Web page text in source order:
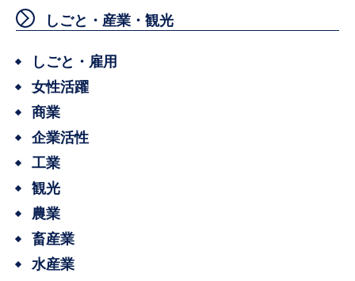
しごと・産業・観光
しごと・雇用
女性活躍
商業
企業活性
工業
観光
農業
畜産業
水産業